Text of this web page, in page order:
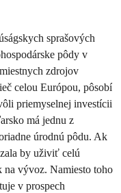
sprašových
pôdy v
zdrojov
celou Európou, pôsobí
priemyselnej investícii
má jednu z
úrodnú pôdu. Ak
by uživiť celú
na vývoz. Namiesto toho
v prospech